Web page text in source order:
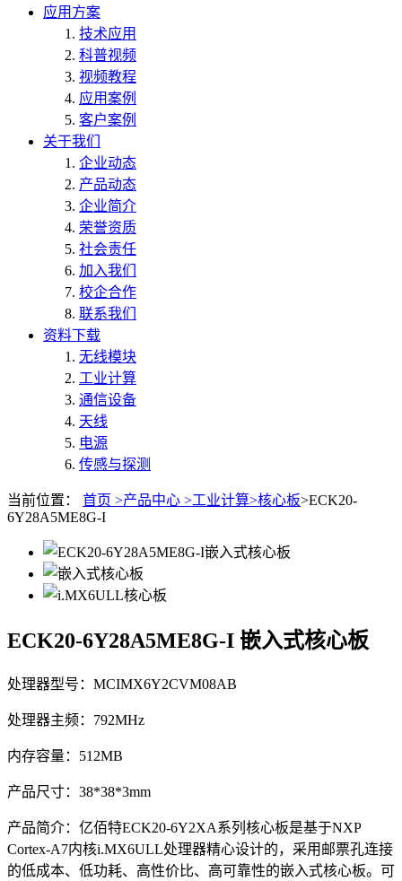
应用方案
技术应用
科普视频
视频教程
应用案例
客户案例
关于我们
企业动态
产品动态
企业简介
荣誉资质
社会责任
加入我们
校企合作
联系我们
资料下载
无线模块
工业计算
通信设备
天线
电源
传感与探测
当前位置： 首页 >产品中心 >工业计算>核心板>ECK20-
6Y28A5ME8G-I
ECK20-6Y28A5ME8G-I 嵌入式核心板
处理器型号：MCIMX6Y2CVM08AB
处理器主频：792MHz
内存容量：512MB
产品尺寸：38*38*3mm
产品简介：亿佰特ECK20-6Y2XA系列核心板是基于NXP
Cortex-A7内核i.MX6ULL处理器精心设计的，采用邮票孔连接
的低成本、低功耗、高性价比、高可靠性的嵌入式核心板。可